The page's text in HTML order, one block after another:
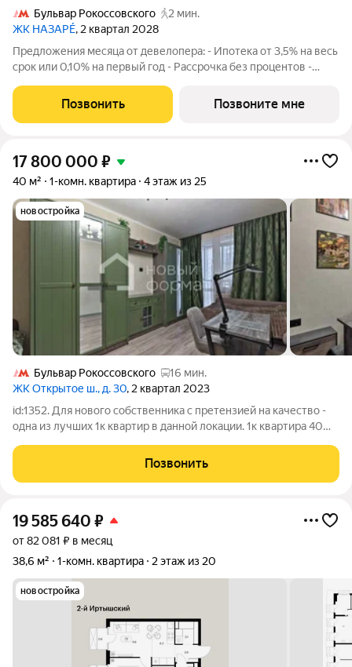
Бульвар Рокоссовского
2 мин.
ЖК НАЗАРÉ, 2 квартал 2028
Предложения месяца от девелопера: - Ипотека от 3,5% на весь
срок или 0,10% на первый год - Рассрочка без процентов -
Просторная 1-комнатная квартира. Общая площадь - 43.4 м2 на
4 этаже, без отделки.
Позвонить Позвоните мне
17 800 000 ₽
40 м² 1-комн. квартира 4 этаж из 25
новостройка
Бульвар Рокоссовского
16 мин.
ЖК Открытое ш., д. 30, 2 квартал 2023
id:1352. Для нового собственника с претензией на качество -
одна из лучших 1к квартир в данной локации. 1к квартира 40
квартире выполнен качественный ремонт, делали для себя.
Дорогие
Позвонить
19 585 640 ₽
от 82 081 ₽ в месяц
38,6 м²
1-комн. квартира 2 этаж из 20
новостройка